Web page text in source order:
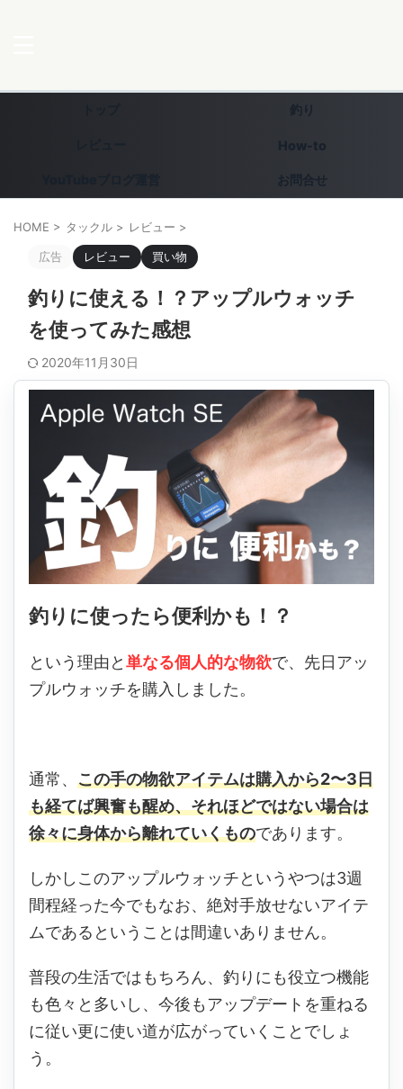
釣り
How-to
お問合せ
HOME > タックル > レビュー >
広告 レビュー 買い物
釣りに使える！？アップルウォッチ
を使ってみた感想
2020年11月30日
釣りに使ったら便利かも！？
という理由と単なる個人的な物欲で、先日アッ
プルウォッチを購入しました。
通常、 この手の物欲アイテムは購入から2〜3日
も経てば興奮も醒め、それほどではない場合は
徐々に身体から離れていくものであります。
しかしこのアップルウォッチというやつは3週
間程経った今でもなお、絶対手放せないアイテ
ムであるということは間違いありません。
普段の生活ではもちろん、釣りにも役立つ機能
も色々と多いし、今後もアップデートを重ねる
に従い更に使い道が広がっていくことでしょ
う。